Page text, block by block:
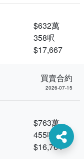
$632萬
358呎
$17,667
買賣合約
2026-07-15
$763萬
455呎
$16,764